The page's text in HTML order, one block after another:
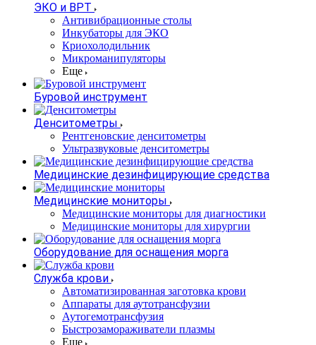
ЭКО и ВРТ
Антивибрационные столы
Инкубаторы для ЭКО
Криохолодильник
Микроманипуляторы
Еще
Буровой инструмент
Денситометры
Рентгеновские денситометры
Ультразвуковые денситометры
Медицинские дезинфицирующие средства
Медицинские мониторы
Медицинские мониторы для диагностики
Медицинские мониторы для хирургии
Оборудование для оснащения морга
Служба крови
Автоматизированная заготовка крови
Аппараты для аутотрансфузии
Аутогемотрансфузия
Быстрозамораживатели плазмы
Еще